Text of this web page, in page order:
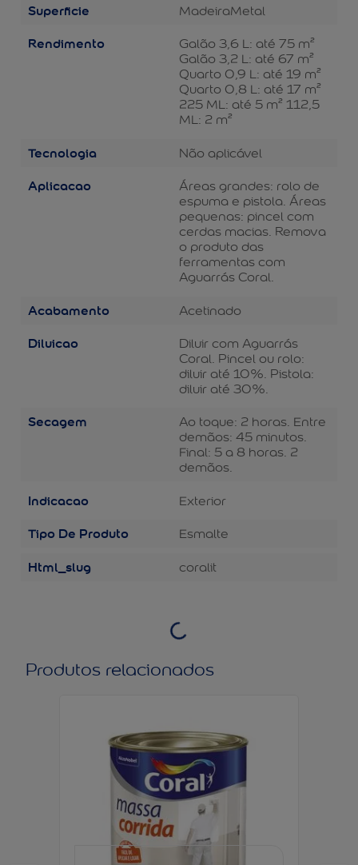
Superficie MadeiraMetal
Rendimento
Galão 3,6 L: até 75 m²
Galão 3,2 L: até 67 m²
Quarto 0,9 L: até 19 m²
Quarto 0,8 L: até 17 m²
225 ML: até 5 m² 112,5
ML: 2 m²
Tecnologia Não aplicável
Aplicacao
Áreas grandes: rolo de
espuma e pistola. Áreas
pequenas: pincel com
cerdas macias. Remova
o produto das
ferramentas com
Aguarrás Coral.
Acabamento Acetinado
Diluicao
Diluir com Aguarrás
Coral. Pincel ou rolo:
diluir até 10%. Pistola:
diluir até 30%.
Secagem
Ao toque: 2 horas. Entre
demãos: 45 minutos.
Final: 5 a 8 horas. 2
demãos.
Indicacao Exterior
Tipo De Produto Esmalte
Html_slug coralit
Produtos relacionados